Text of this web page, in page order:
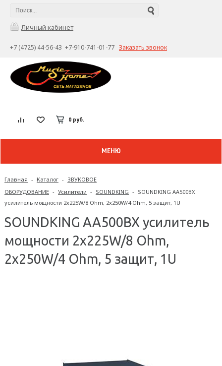
Личный кабинет
+7 (4725) 44-56-43 +7-910-741-01-77 Заказать звонок
0 руб.
МЕНЮ
Главная - Каталог - ЗВУКОВОЕ
ОБОРУДОВАНИЕ - Усилители - SOUNDKING - SOUNDKING AA500BX
усилитель мощности 2х225W/8 Ohm, 2x250W/4 Ohm, 5 защит, 1U
SOUNDKING AA500BX усилитель
мощности 2х225W/8 Ohm,
2x250W/4 Ohm, 5 защит, 1U